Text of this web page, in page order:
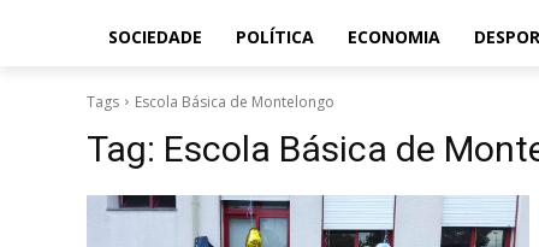
SOCIEDADE POLÍTICA ECONOMIA
Tags Escola Básica de Montelongo
Tag: Escola Básica de